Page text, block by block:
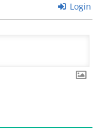
Login